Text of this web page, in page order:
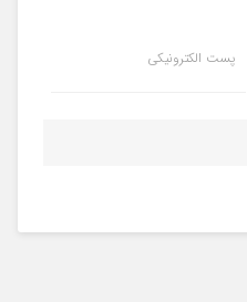
پست الکترونیکی